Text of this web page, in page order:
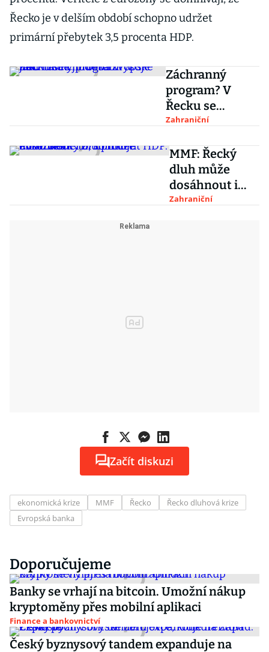
Řecko je v delším období schopno udržet
primární přebytek 3,5 procenta HDP.
Záchranný
program? V
Řecku se
chudoba
nikde jinde v
Evropské unii
Zahraniční
MMF: Řecký
dluh může
dosáhnout i
275 procent
Zahraniční
Začít diskuzi
ekonomická krize MMF Řecko
Řecko dluhová krize
Evropská banka
Doporučujeme
Banky se vrhají na bitcoin. Umožní nákup
kryptoměny přes mobilní aplikaci
Finance a bankovnictví
Český byznysový tandem expanduje na